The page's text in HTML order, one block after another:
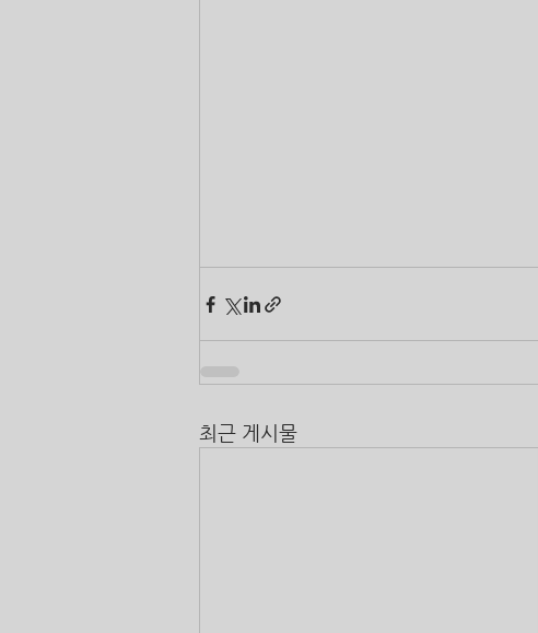
최근 게시물